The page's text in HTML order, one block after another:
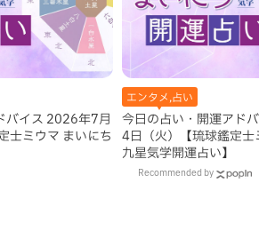
バイス 2026年7月
士ミウマ まいにち
エンタメ,占い
今日の占い・開運アド
4日（火）【琉球鑑定士
九星気学開運占い】
Recommended by